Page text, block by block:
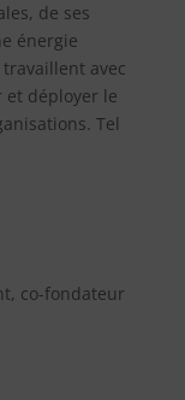
de ses
énergie
avec
et déployer le
Tel
co-fondateur